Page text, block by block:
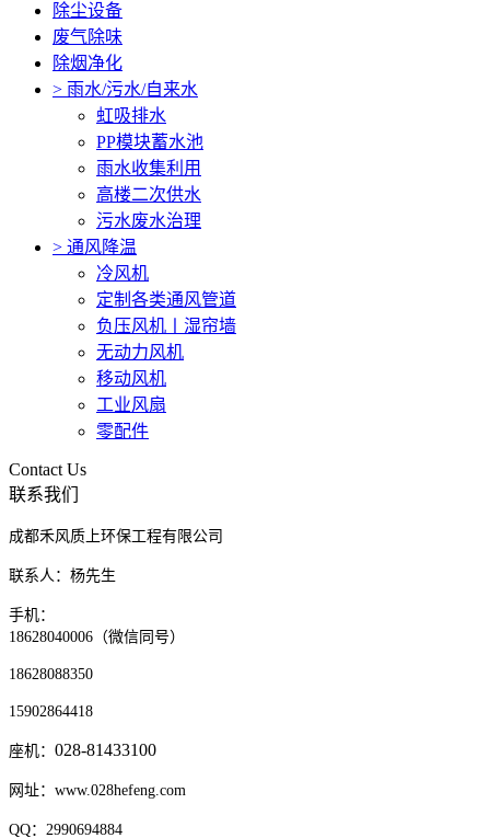
除尘设备
废气除味
除烟净化
> 雨水/污水/自来水
虹吸排水
PP模块蓄水池
雨水收集利用
高楼二次供水
污水废水治理
> 通风降温
冷风机
定制各类通风管道
负压风机〡湿帘墙
无动力风机
移动风机
工业风扇
零配件
Contact Us
联系我们
成都禾风质上环保工程有限公司
联系人：杨先生
手机：
18628040006（微信同号）
18628088350
15902864418
座机： 028-81433100
网址：www.028hefeng.com
QQ：2990694884